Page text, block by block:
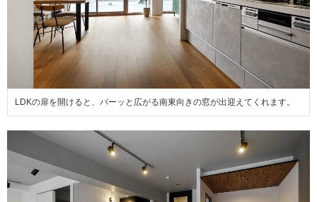
LDKの扉を開けると、パーッと広がる南東向きの窓が出迎えてくれます。